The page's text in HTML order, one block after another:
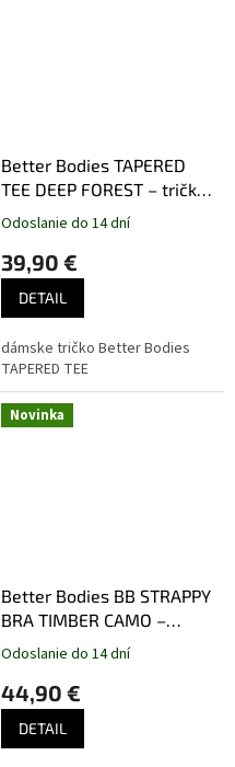
Better Bodies TAPERED
TEE DEEP FOREST – tričko
Better Bodies
Odoslanie do 14 dní
39,90 €
DETAIL
dámske tričko Better Bodies
TAPERED TEE
Novinka
Better Bodies BB STRAPPY
BRA TIMBER CAMO –
športová podprsenka
hnedá
Odoslanie do 14 dní
44,90 €
DETAIL